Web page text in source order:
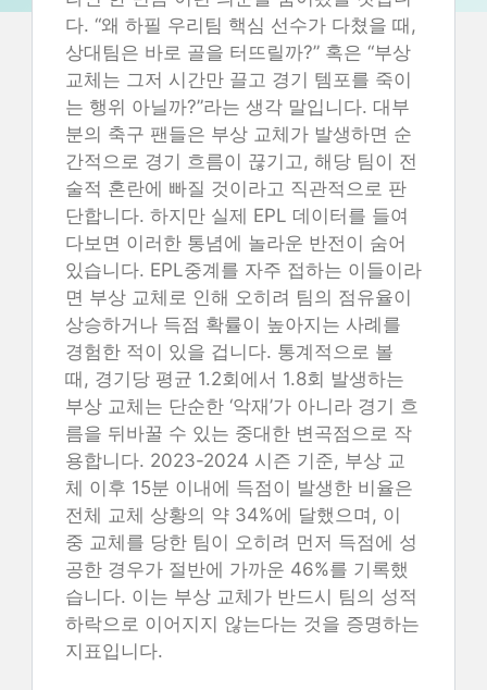
다. “왜 하필 우리팀 핵심 선수가 다쳤을 때,
상대팀은 바로 골을 터뜨릴까?” 혹은 “부상
교체는 그저 시간만 끌고 경기 템포를 죽이
는 행위 아닐까?”라는 생각 말입니다. 대부
분의 축구 팬들은 부상 교체가 발생하면 순
간적으로 경기 흐름이 끊기고, 해당 팀이 전
술적 혼란에 빠질 것이라고 직관적으로 판
단합니다. 하지만 실제 EPL 데이터를 들여
다보면 이러한 통념에 놀라운 반전이 숨어
있습니다. EPL중계를 자주 접하는 이들이라
면 부상 교체로 인해 오히려 팀의 점유율이
상승하거나 득점 확률이 높아지는 사례를
경험한 적이 있을 겁니다. 통계적으로 볼
때, 경기당 평균 1.2회에서 1.8회 발생하는
부상 교체는 단순한 ‘악재’가 아니라 경기 흐
름을 뒤바꿀 수 있는 중대한 변곡점으로 작
용합니다. 2023-2024 시즌 기준, 부상 교
체 이후 15분 이내에 득점이 발생한 비율은
전체 교체 상황의 약 34%에 달했으며, 이
중 교체를 당한 팀이 오히려 먼저 득점에 성
공한 경우가 절반에 가까운 46%를 기록했
습니다. 이는 부상 교체가 반드시 팀의 성적
하락으로 이어지지 않는다는 것을 증명하는
지표입니다.